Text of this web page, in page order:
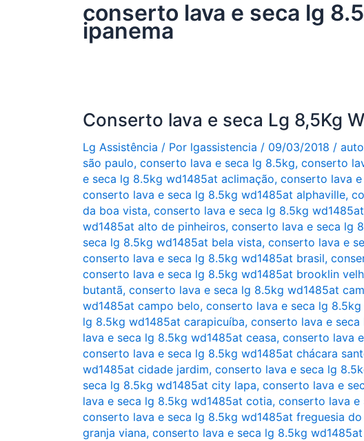
conserto lava e seca lg
ipanema
Conserto lava e seca Lg 8,5Kg
Lg Assistência / Por lgassistencia / 09/03/2018 /
são paulo, conserto lava e seca lg 8.5kg, conserto
e seca lg 8.5kg wd1485at aclimação, conserto lava
conserto lava e seca lg 8.5kg wd1485at alphaville,
da boa vista, conserto lava e seca lg 8.5kg
wd1485at alto de pinheiros, conserto lava e seca lg
seca lg 8.5kg wd1485at bela vista, conserto lava e
conserto lava e seca lg 8.5kg wd1485at brasil,
conserto lava e seca lg 8.5kg wd1485at brooklin
butantã, conserto lava e seca lg 8.5kg wd1485at
wd1485at campo belo, conserto lava e seca lg
lg 8.5kg wd1485at carapicuíba, conserto lava e
lava e seca lg 8.5kg wd1485at ceasa, conserto lava
conserto lava e seca lg 8.5kg wd1485at chácara
wd1485at cidade jardim, conserto lava e seca lg
seca lg 8.5kg wd1485at city lapa, conserto lava e
lava e seca lg 8.5kg wd1485at cotia, conserto lava e
conserto lava e seca lg 8.5kg wd1485at freguesia do
granja viana, conserto lava e seca lg 8.5kg